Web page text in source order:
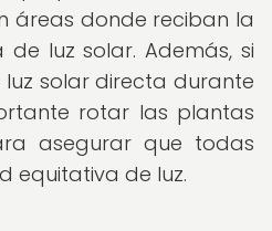
áreas donde reciban la
luz solar. Además, si
solar directa durante
rotar las plantas
asegurar que todas
equitativa de luz.